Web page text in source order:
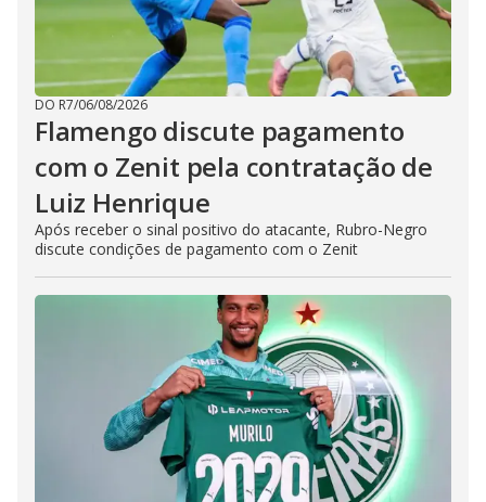
DO R7/06/08/2026
Flamengo discute pagamento
com o Zenit pela contratação de
Luiz Henrique
Após receber o sinal positivo do atacante, Rubro-Negro
discute condições de pagamento com o Zenit